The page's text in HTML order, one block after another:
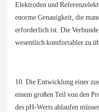
Elektroden und
enorme Genauigkeit, die
erforderlich ist. Die
wesentlich komfortabler zu
10. Die Entwicklung einer
einem großen Teil von den
des pH-Werts ablaufen